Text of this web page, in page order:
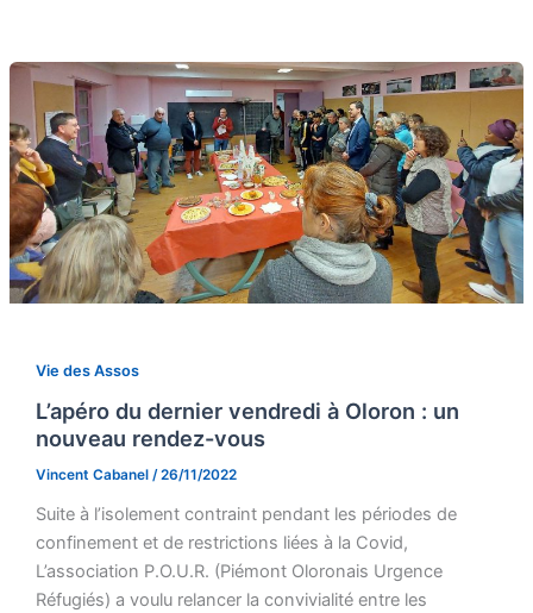
Vie des Assos
L’apéro du dernier vendredi à Oloron : un
nouveau rendez-vous
Vincent Cabanel /26/11/2022
Suite à l’isolement contraint pendant les périodes de
confinement et de restrictions liées à la Covid,
L’association P.O.U.R. (Piémont Oloronais Urgence
Réfugiés) a voulu relancer la convivialité entre les